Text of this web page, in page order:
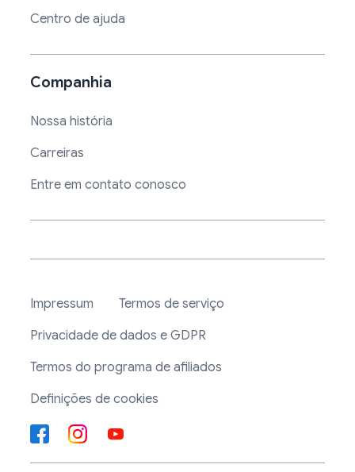
Centro de ajuda
Companhia
Nossa história
Carreiras
Entre em contato conosco
Impressum
Termos de serviço
Privacidade de dados e GDPR
Termos do programa de afiliados
Definições de cookies